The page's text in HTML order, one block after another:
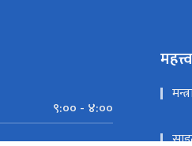
९:०० - ४:००